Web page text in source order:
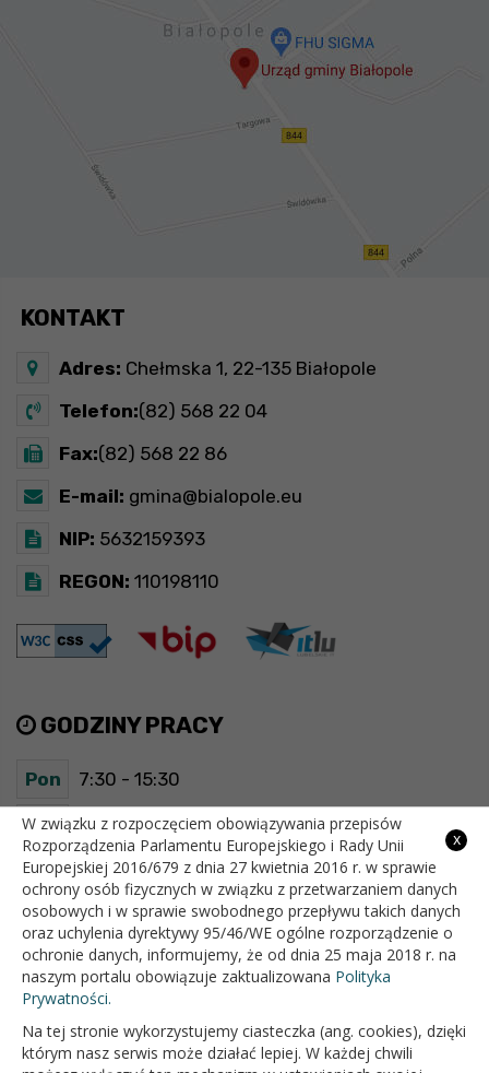
KONTAKT
Adres: Chełmska 1, 22-135 Białopole
Telefon:(82) 568 22 04
Fax:(82) 568 22 86
E-mail: gmina@bialopole.eu
NIP: 5632159393
REGON: 110198110
GODZINY PRACY
Pon 7:30 - 15:30
Wt 7:30 - 15:30
Śr 7:30 - 15:30
Czw 7:30 - 15:30
Pt 7:30 - 15:30
OFICJALNY SERWIS INTERNETOWY GMINY BIAŁOPOLE
x
W związku z rozpoczęciem obowiązywania przepisów
Rozporządzenia Parlamentu Europejskiego i Rady Unii
Europejskiej 2016/679 z dnia 27 kwietnia 2016 r. w sprawie
ochrony osób fizycznych w związku z przetwarzaniem danych
osobowych i w sprawie swobodnego przepływu takich danych
oraz uchylenia dyrektywy 95/46/WE ogólne rozporządzenie o
ochronie danych, informujemy, że od dnia 25 maja 2018 r. na
naszym portalu obowiązuje zaktualizowana Polityka
Prywatności.
Na tej stronie wykorzystujemy ciasteczka (ang. cookies), dzięki
którym nasz serwis może działać lepiej. W każdej chwili